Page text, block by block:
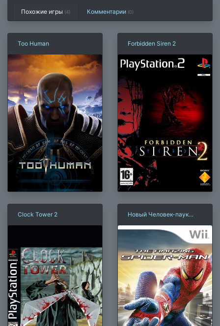
Похожие игры (4) Комментарии (0)
Too Human Forbidden Siren 2
Clock Tower 2
Новый Человек-паук